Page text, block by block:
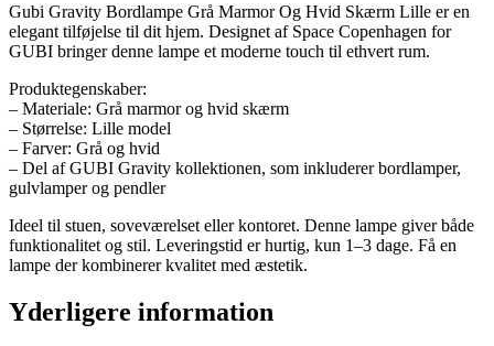
Gubi Gravity Bordlampe Grå Marmor Og Hvid Skærm Lille er en
elegant tilføjelse til dit hjem. Designet af Space Copenhagen for
GUBI bringer denne lampe et moderne touch til ethvert rum.
Produktegenskaber:
– Materiale: Grå marmor og hvid skærm
– Størrelse: Lille model
– Farver: Grå og hvid
– Del af GUBI Gravity kollektionen, som inkluderer bordlamper,
gulvlamper og pendler
Ideel til stuen, soveværelset eller kontoret. Denne lampe giver både
funktionalitet og stil. Leveringstid er hurtig, kun 1–3 dage. Få en
lampe der kombinerer kvalitet med æstetik.
Yderligere information